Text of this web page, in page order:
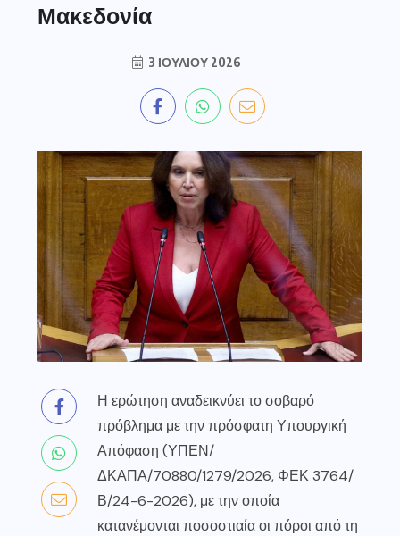
Μακεδονία
3 ΙΟΥΛΊΟΥ 2026
Η ερώτηση αναδεικνύει το σοβαρό
πρόβλημα με την πρόσφατη Υπουργική
Απόφαση (ΥΠΕΝ/
ΔΚΑΠΑ/70880/1279/2026, ΦΕΚ 3764/
Β/24-6-2026), με την οποία
κατανέμονται ποσοστιαία οι πόροι από τη